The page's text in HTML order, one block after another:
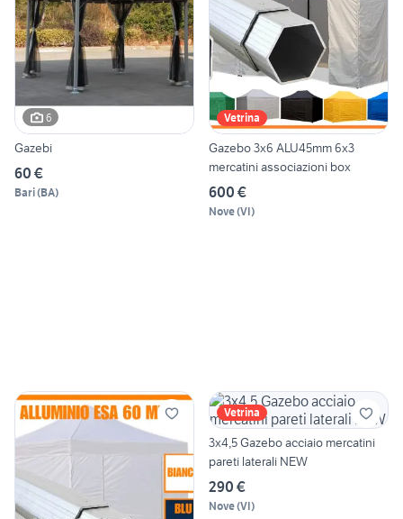
6
Gazebi
60 €
Bari(BA)
Vetrina
Gazebo 3x6 ALU45mm 6x3
mercatini associazioni box
600 €
Nove(VI)
Vetrina
3x4,5 Gazebo acciaio mercatini
pareti laterali NEW
290 €
Nove(VI)